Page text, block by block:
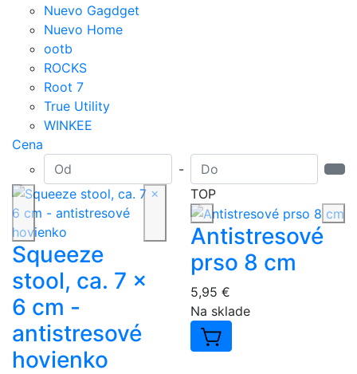
Nuevo Gagdget
Nuevo Home
ootb
ROCKS
Root 7
True Utility
WINKEE
Cena
-
Squeeze
stool, ca. 7 x
6 cm -
antistresové
hovienko
TOP
Antistresové
prso 8 cm
5,95 €
Na sklade